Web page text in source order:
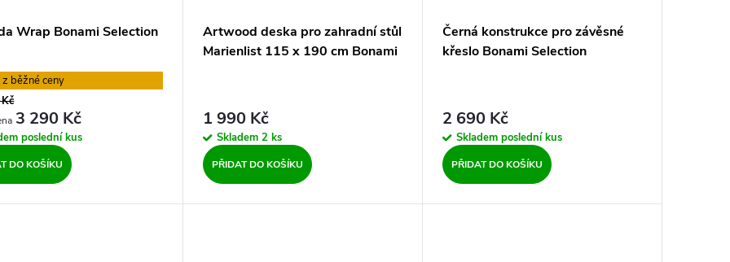
Wrap Bonami Selection
3 290 Kč
poslední kus
DO KOŠÍKU
Artwood deska pro zahradní stůl
Marienlist 115 x 190 cm Bonami
1 990 Kč
Skladem 2 ks
PŘIDAT DO KOŠÍKU
Černá konstrukce pro závěsné
křeslo Bonami Selection
2 690 Kč
Skladem poslední kus
PŘIDAT DO KOŠÍKU